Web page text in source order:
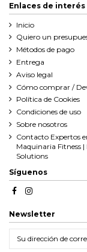
Enlaces de interés
Inicio
Quiero un
Métodos de pago
Entrega
Aviso legal
Cómo comprar /
Política de Cookies
Condiciones de uso
Sobre nosotros
Contacto Expertos
Maquinaria Fitness
Solutions
Síguenos
Newsletter